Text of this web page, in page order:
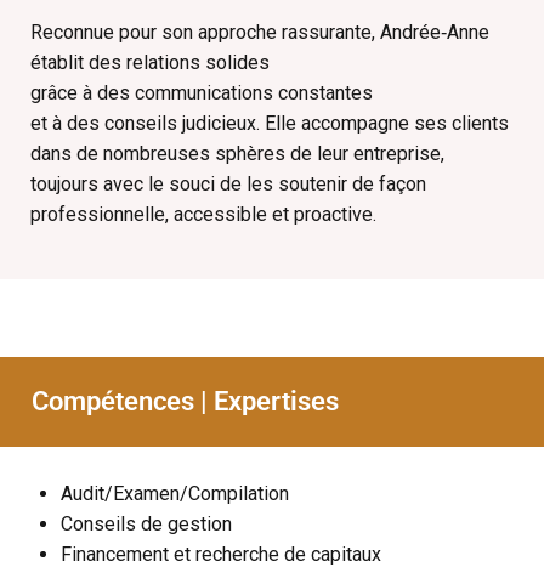
Reconnue pour son approche rassurante, Andrée‑Anne
établit des relations solides
grâce à des communications constantes
et à des conseils judicieux. Elle accompagne ses clients
dans de nombreuses sphères de leur entreprise,
toujours avec le souci de les soutenir de façon
professionnelle, accessible et proactive.
Compétences | Expertises
Audit/Examen/Compilation
Conseils de gestion
Financement et recherche de capitaux